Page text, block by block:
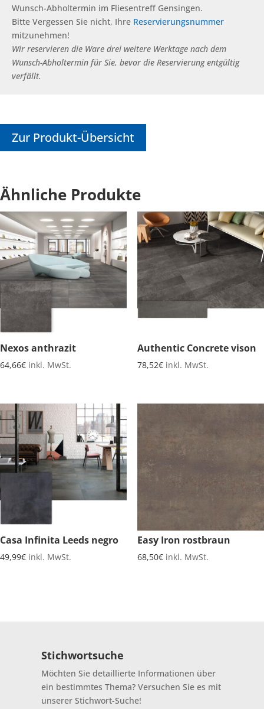
Wunsch-Abholtermin im Fliesentreff Gensingen.
Bitte Vergessen Sie nicht, Ihre Reservierungsnummer
mitzunehmen!
Wir reservieren die Ware drei weitere Werktage nach dem
Wunsch-Abholtermin für Sie, bevor die Reservierung entgültig
verfällt.
Zur Produkt-Übersicht
Ähnliche Produkte
Nexos anthrazit
64,66€ inkl. MwSt.
Authentic Concrete vison
78,52€ inkl. MwSt.
Casa Infinita Leeds negro
49,99€ inkl. MwSt.
Easy Iron rostbraun
68,50€ inkl. MwSt.
Stichwortsuche
Möchten Sie detaillierte Informationen über
ein bestimmtes Thema? Versuchen Sie es mit
unserer Stichwort-Suche!